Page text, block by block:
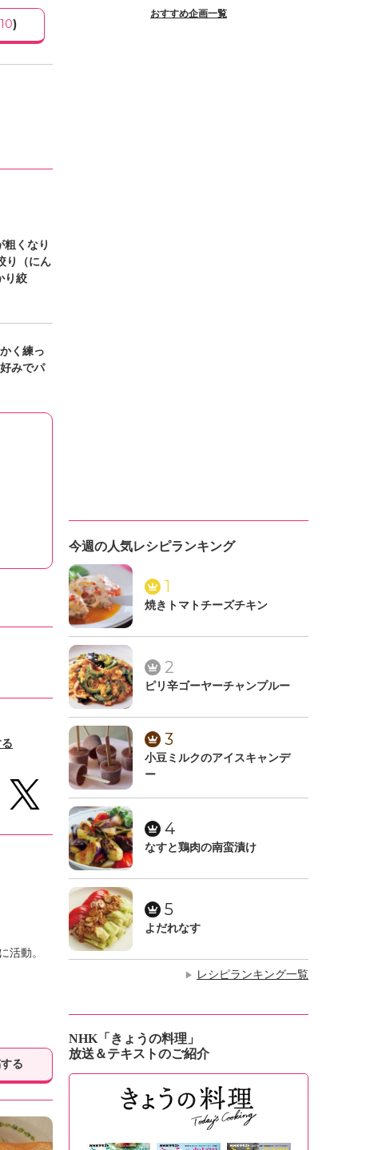
10)
粗くなり
り（にん
り絞
く練っ
みでパ
活動。
る
おすすめ企画一覧
今週の人気レシピランキング
1
焼きトマトチーズチキン
2
ピリ辛ゴーヤーチャンプルー
3
小豆ミルクのアイスキャンデ
ー
4
なすと鶏肉の南蛮漬け
5
よだれなす
▶ レシピランキング一覧
NHK「きょうの料理」
放送＆テキストのご紹介